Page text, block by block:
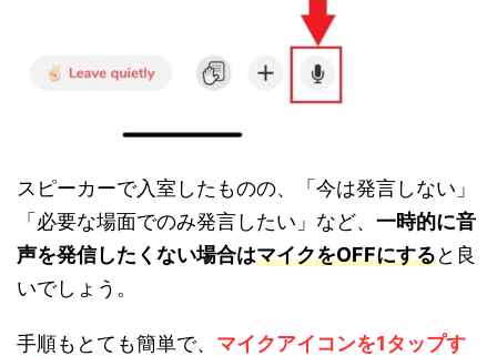
スピーカーで入室したものの、「今は発言しない」
「必要な場面でのみ発言したい」など、 一時的に音
声を発信したくない場合はマイクをOFFにすると良
いでしょう。
手順もとても簡単で、 マイクアイコンを1タップす